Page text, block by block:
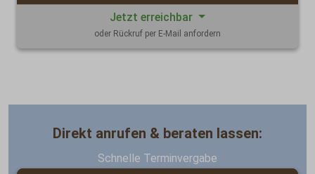
Jetzt erreichbar
oder Rückruf per E-Mail anfordern
Direkt anrufen & beraten lassen:
Schnelle Terminvergabe